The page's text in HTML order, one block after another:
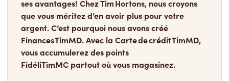
ses avantages! Chez Tim Hortons, nous croyons
que vous méritez d’en avoir plus pour votre
argent. C’est pourquoi nous avons créé
Finances TimMD. Avec la Carte de crédit TimMD,
vous accumulerez des points
FidéliTimMC partout où vous magasinez.